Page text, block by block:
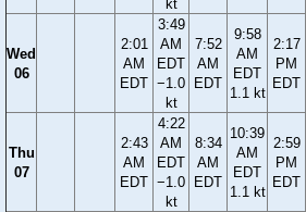
kt
Wed
06
2:01
AM
EDT
3:49
AM
EDT
−1.0
kt
7:52
AM
EDT
9:58
AM
EDT
1.1 kt
2:17
PM
EDT
Thu
07
2:43
AM
EDT
4:22
AM
EDT
−1.0
kt
8:34
AM
EDT
10:39
AM
EDT
1.1 kt
2:59
PM
EDT